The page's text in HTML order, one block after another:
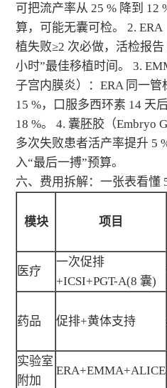
可把流产率从 25 % 降到 12
算，可能无囊可检。 2.
植失败≥2 次必做，活检报
小时”最佳移植时间。 3.
子宫内膜炎）：ERA 同一
15 %，口服多西环素 14 天
18 %。 4. 囊胚胶（Embryo
多次失败患者活产率提升 5
入“最后一搏”预算。
六、费用拆解：一张表看懂
模块 项目
医疗
一次促排
+ICSI+PGT-A(8 囊)
药品 促排+黄体支持
实验室
附加
ERA+EMMA+ALICE